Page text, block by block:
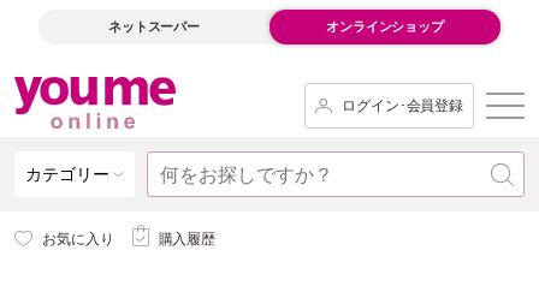
ネットスーパー オンラインショップ
ログイン･会員登録
カテゴリー
お気に入り 購入履歴